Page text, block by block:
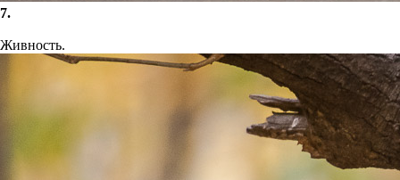
7.
Живность.